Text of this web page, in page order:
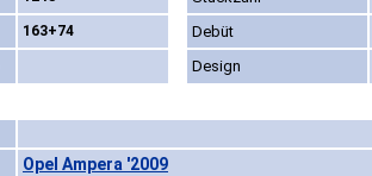
163+74 Debüt
Design
Opel Ampera '2009